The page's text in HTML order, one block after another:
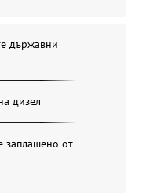
държавни
дизел
заплашено от